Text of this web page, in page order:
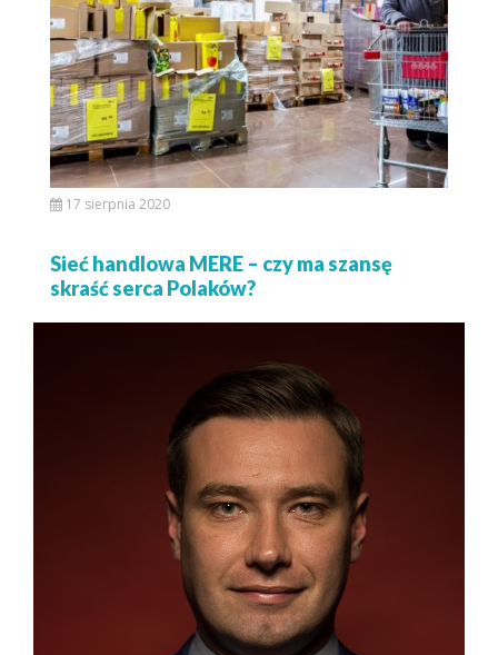
17 sierpnia 2020
Sieć handlowa MERE – czy ma szansę
skraść serca Polaków?